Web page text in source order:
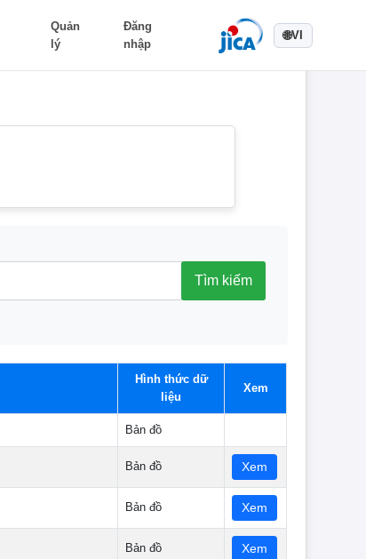
Quản
lý
Đăng
nhập
🌐VI
Hình thức dữ
liệu
Xem
Bản đồ
Bản đồ Xem
Bản đồ Xem
Bản đồ Xem